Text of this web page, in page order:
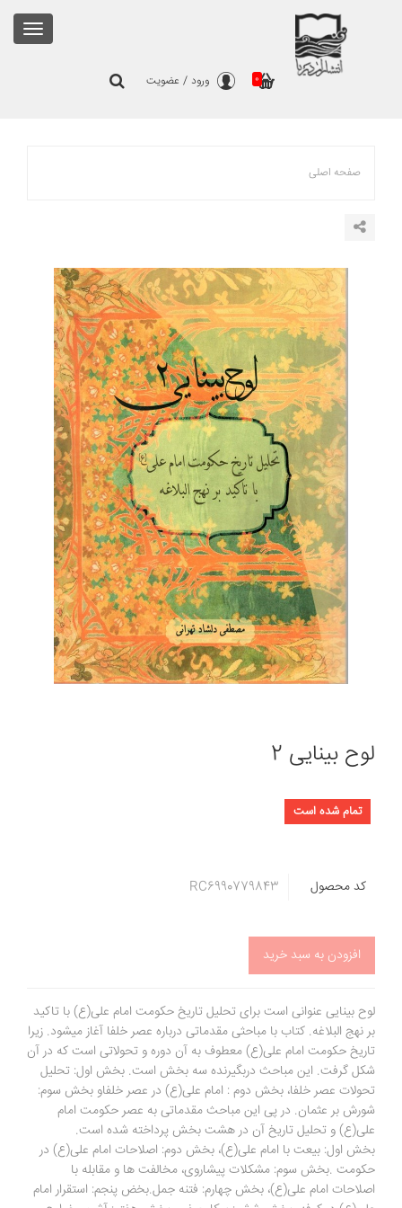
0 ورود / عضویت
صفحه اصلی
لوح بینایی 2
تمام شده است
کد محصول RC6990779843
افزودن به سبد خرید
لوح بینایی عنوانی است برای تحلیل تاریخ حکومت امام علی(ع) با تاکید
بر نهج البلاغه. کتاب با مباحثی مقدماتی درباره عصر خلفا آغاز میشود. زیرا
تاریخ حکومت امام علی(ع) معطوف به آن دوره و تحولاتی است که در آن
شکل گرفت. این مباحث دربگیرنده سه بخش است. بخش اول: تحلیل
تحولات عصر خلفا، بخش دوم : امام علی(ع) در عصر خلفاو بخش سوم:
شورش بر عثمان. در پی این مباحث مقدماتی به عصر حکومت امام
علی(ع) و تحلیل تاریخ آن در هشت بخش پرداخته شده است.
بخش اول: بیعت با امام علی(ع)، بخش دوم: اصلاحات امام علی(ع) در
حکومت .بخش سوم: مشکلات پیشاروی، مخالفت ها و مقابله با
اصلاحات امام علی(ع)، بخش چهارم: فتنه جمل.بخض پنجم: استقرار امام